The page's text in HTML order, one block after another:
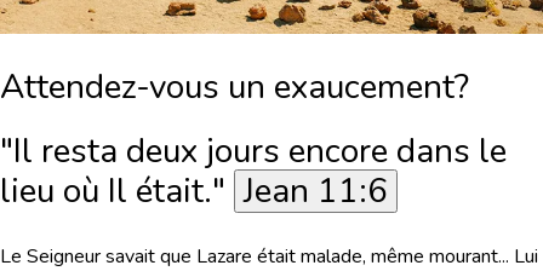
Attendez-vous un exaucement?
"Il resta deux jours encore dans le
lieu où Il était." Jean 11:6
Le Seigneur savait que Lazare était malade, même mourant... Lui